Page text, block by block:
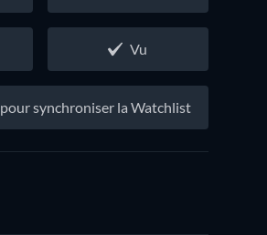
Vu
pour synchroniser la Watchlist